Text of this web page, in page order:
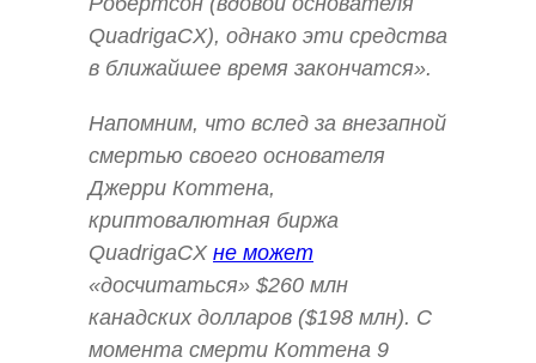
QuadrigaCX), однако эти средства
в ближайшее время закончатся».
Напомним, что вслед за внезапной
смертью своего основателя
Джерри Коттена,
криптовалютная биржа
QuadrigaCX не может
«досчитаться» $260 млн
канадских долларов ($198 млн). С
момента смерти Коттена 9